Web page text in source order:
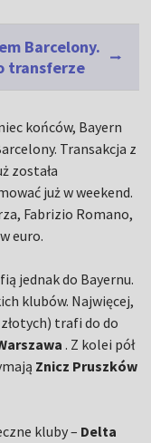
Barcelony.
transferze
końców, Bayern
Transakcja z
została
już w weekend.
Fabrizio Romano,
euro.
jednak do Bayernu.
klubów. Najwięcej,
trafi do do
. Z kolei pół
Znicz Pruszków
kluby – Delta